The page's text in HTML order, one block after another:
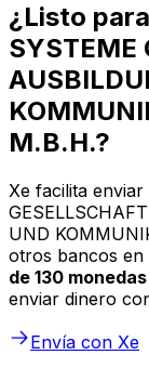
¿Listo
SYSTEME
M.B.H.?
Xe facilita enviar
UND
otros bancos en
de 130 monedas
enviar dinero
Envía con Xe